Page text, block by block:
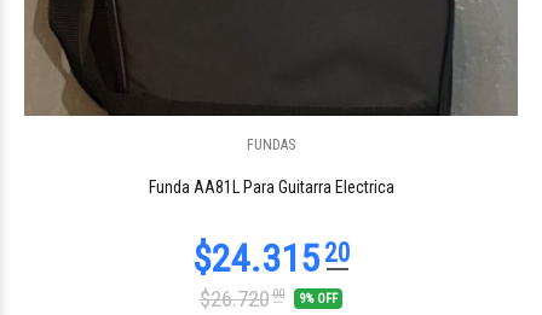
FUNDAS
Funda AA81L Para Guitarra Electrica
$26.72000 9% OFF